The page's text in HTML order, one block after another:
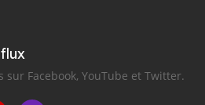
sur Facebook, YouTube et Twitter.